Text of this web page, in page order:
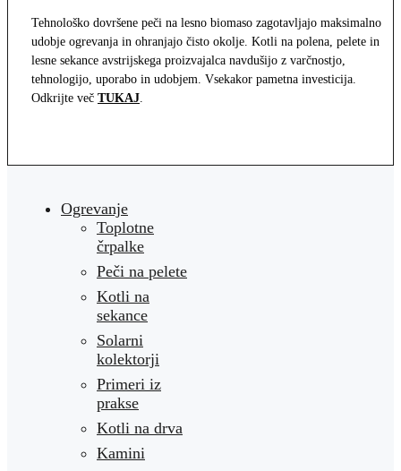
Tehnološko dovršene peči na lesno biomaso zagotavljajo maksimalno
udobje ogrevanja in ohranjajo čisto okolje. Kotli na polena, pelete in
lesne sekance avstrijskega proizvajalca navdušijo z varčnostjo,
tehnologijo, uporabo in udobjem. Vsekakor pametna investicija.
Odkrijte več TUKAJ.
Ogrevanje
Toplotne
črpalke
Peči na pelete
Kotli na
sekance
Solarni
kolektorji
Primeri iz
prakse
Kotli na drva
Kamini